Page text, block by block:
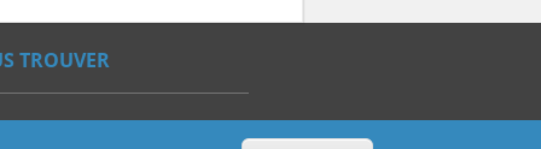
TROUVER